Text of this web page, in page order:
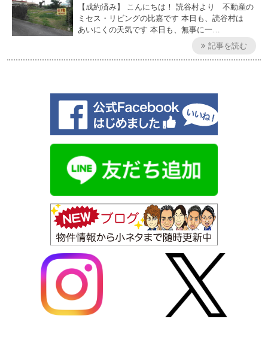
【成約済み】 こんにちは！ 読谷村より 不動産の
ミセス・リビングの比嘉です 本日も、読谷村は
あいにくの天気です 本日も、無事に一…
記事を読む